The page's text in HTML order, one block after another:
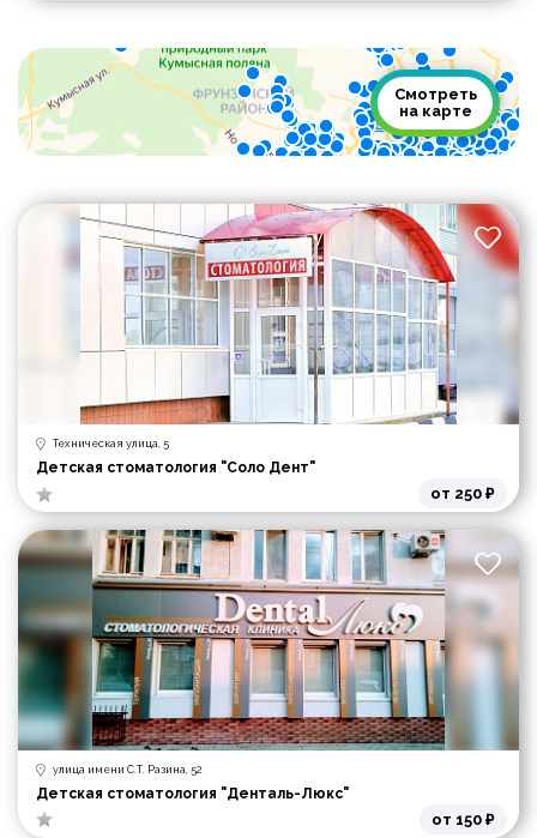
Смотреть
на карте
Техническая улица, 5
Детская стоматология "Соло Дент"
от 250 ₽
улица имени С.Т. Разина, 52
Детская стоматология "Денталь-Люкс"
от 150 ₽